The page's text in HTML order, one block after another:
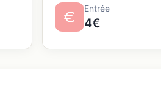
Entrée
4€